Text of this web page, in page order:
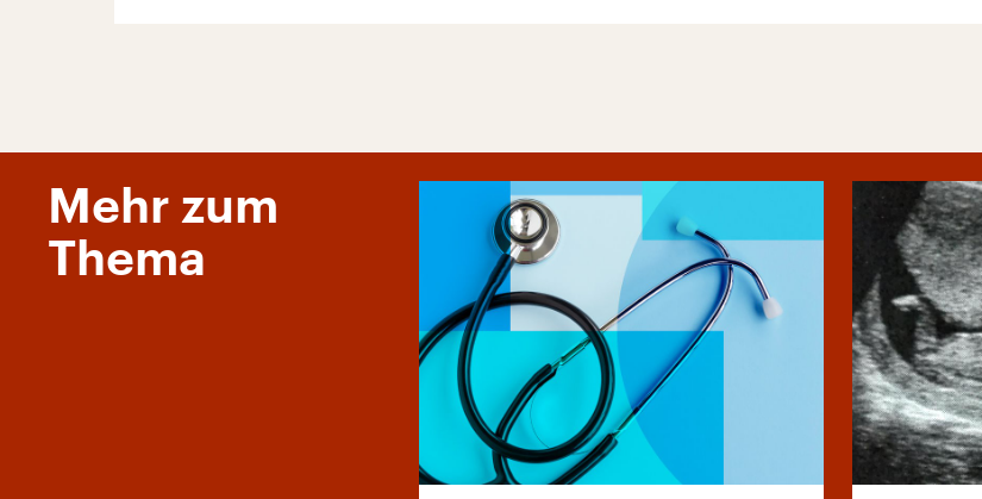
Mehr zum
Thema